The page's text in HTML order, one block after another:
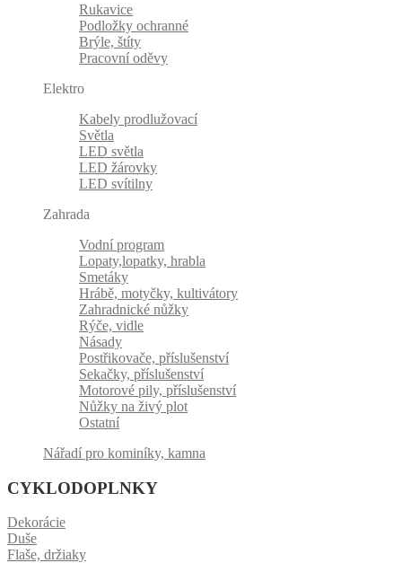
Rukavice
Podložky ochranné
Brýle, štíty
Pracovní oděvy
Elektro
Kabely prodlužovací
Světla
LED světla
LED žárovky
LED svítilny
Zahrada
Vodní program
Lopaty,lopatky, hrabla
Smetáky
Hrábě, motyčky, kultivátory
Zahradnické nůžky
Rýče, vidle
Násady
Postřikovače, příslušenství
Sekačky, příslušenství
Motorové pily, příslušenství
Nůžky na živý plot
Ostatní
Nářadí pro kominíky, kamna
CYKLODOPLNKY
Dekorácie
Duše
Flaše, držiaky